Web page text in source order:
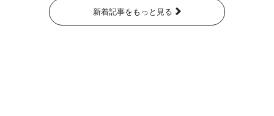
新着記事をもっと見る